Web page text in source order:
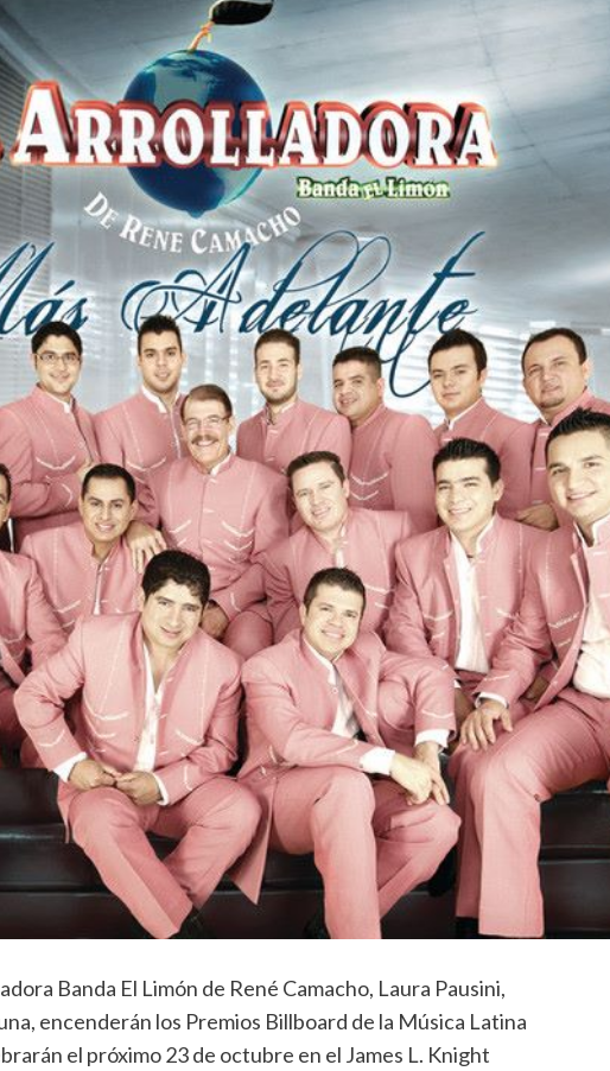
Banda El Limón de René Camacho, Laura Pausini,
encenderán los Premios Billboard de la Música Latina
el próximo 23 de octubre en el James L. Knight